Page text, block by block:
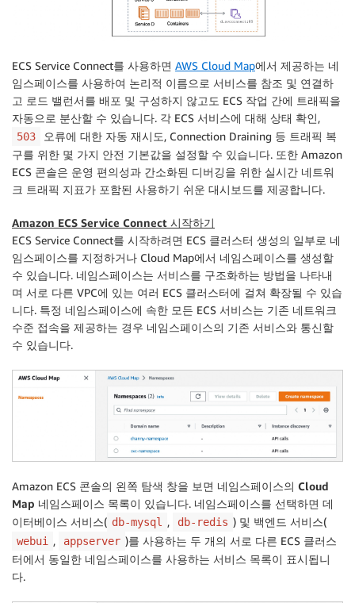
ECS Service Connect를 사용하면 AWS Cloud Map에서 제공하는 네
임스페이스를 사용하여 논리적 이름으로 서비스를 참조 및 연결하
고 로드 밸런서를 배포 및 구성하지 않고도 ECS 작업 간에 트래픽을
자동으로 분산할 수 있습니다. 각 ECS 서비스에 대해 상태 확인,
503
오류에 대한 자동 재시도, Connection Draining 등 트래픽 복
구를 위한 몇 가지 안전 기본값을 설정할 수 있습니다. 또한 Amazon
ECS 콘솔은 운영 편의성과 간소화된 디버깅을 위한 실시간 네트워
크 트래픽 지표가 포함된 사용하기 쉬운 대시보드를 제공합니다.
Amazon ECS Service Connect 시작하기
ECS Service Connect를 시작하려면 ECS 클러스터 생성의 일부로 네
임스페이스를 지정하거나 Cloud Map에서 네임스페이스를 생성할
수 있습니다. 네임스페이스는 서비스를 구조화하는 방법을 나타내
며 서로 다른 VPC에 있는 여러 ECS 클러스터에 걸쳐 확장될 수 있습
니다. 특정 네임스페이스에 속한 모든 ECS 서비스는 기존 네트워크
수준 접속을 제공하는 경우 네임스페이스의 기존 서비스와 통신할
수 있습니다.
Amazon ECS 콘솔의 왼쪽 탐색 창을 보면 네임스페이스의 Cloud
Map 네임스페이스 목록이 있습니다. 네임스페이스를 선택하면 데
이터베이스 서비스( db-mysql , db-redis ) 및 백엔드 서비스(
webui , appserver )를 사용하는 두 개의 서로 다른 ECS 클러스
터에서 동일한 네임스페이스를 사용하는 서비스 목록이 표시됩니
다.